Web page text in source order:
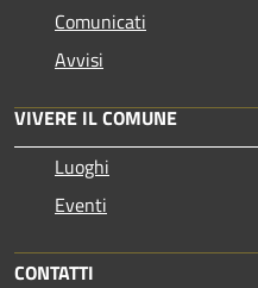
Comunicati
Avvisi
VIVERE IL COMUNE
Luoghi
Eventi
CONTATTI